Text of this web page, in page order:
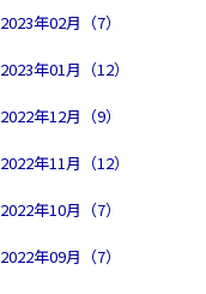
2023年02月（7）
2023年01月（12）
2022年12月（9）
2022年11月（12）
2022年10月（7）
2022年09月（7）